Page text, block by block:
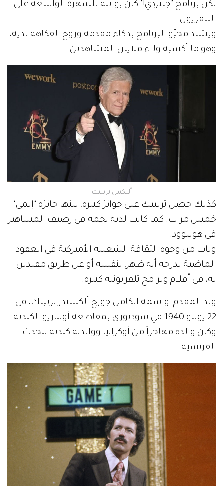
لكن برنامج "جيبردي!" كان بوابته للشهرة الواسعة على
التلفزيون.
ويشيد محبّو البرنامج بذكاء مقدمه وروح الفكاهة لديه،
وهو ما أكسبه ولاء ملايين المشاهدين.
أليكس تريبيك
كذلك حصل تريبيك على جوائز كثيرة، بينها جائزة "إيمي"
خمس مرات. كما كانت لديه نجمة في رصيف المشاهير
في هوليوود.
وبات من وجوه الثقافة الشعبية الأميركية في العقود
الماضية لدرجة أنه ظهر، بنفسه أو عن طريق مقلدين
له، في أفلام وبرامج تلفزيونية كثيرة.
ولد المقدم، واسمه الكامل جورج ألكسندر تريبيك، في
22 يوليو 1940 في سودبوري بمقاطعة أونتاريو الكندية.
وكان والده مهاجراً من أوكرانيا ووالدته كندية تتحدث
الفرنسية.